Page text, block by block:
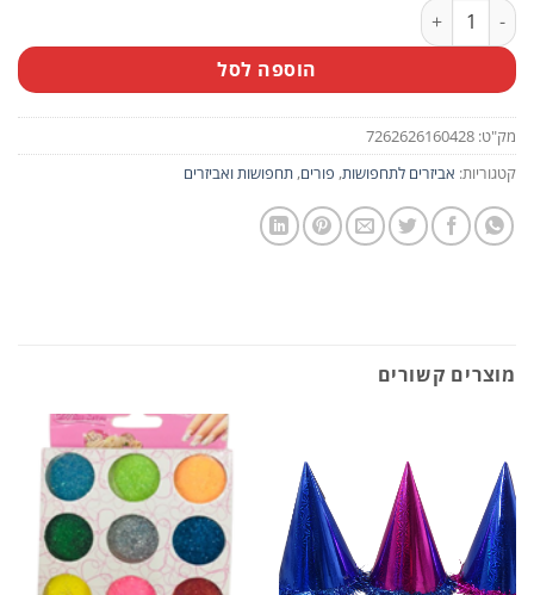
כמות של נעלי נסיכות חום נצננצים
הוספה לסל
מק"ט: 7262626160428
קטגוריות: אביזרים לתחפושות, פורים, תחפושות ואביזרים
מוצרים קשורים